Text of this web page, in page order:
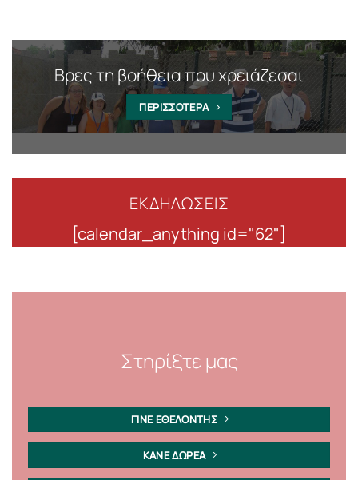
Βρες τη βοήθεια που χρειάζεσαι
ΠΕΡΙΣΣΟΤΕΡΑ
ΕΚΔΗΛΩΣΕΙΣ
[calendar_anything id="62"]
Στηρίξτε μας
ΓΙΝΕ ΕΘΕΛΟΝΤΗΣ
ΚΑΝΕ ΔΩΡΕΑ